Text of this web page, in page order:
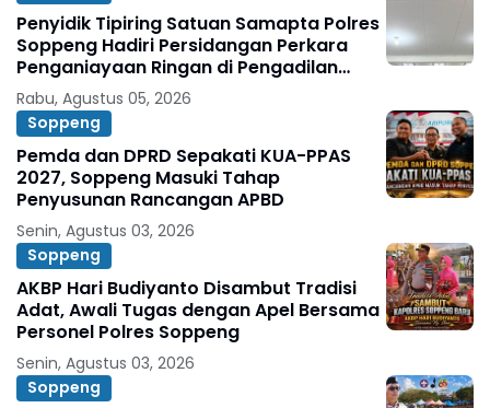
Penyidik Tipiring Satuan Samapta Polres
Soppeng Hadiri Persidangan Perkara
Penganiayaan Ringan di Pengadilan
Negeri Watansoppeng
Rabu, Agustus 05, 2026
Soppeng
Pemda dan DPRD Sepakati KUA-PPAS
2027, Soppeng Masuki Tahap
Penyusunan Rancangan APBD
Senin, Agustus 03, 2026
Soppeng
AKBP Hari Budiyanto Disambut Tradisi
Adat, Awali Tugas dengan Apel Bersama
Personel Polres Soppeng
Senin, Agustus 03, 2026
Soppeng